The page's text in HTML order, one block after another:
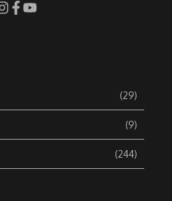
(29)
(9)
(244)